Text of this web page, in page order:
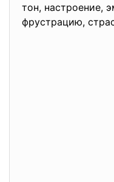
тон, настроение,
фрустрацию,